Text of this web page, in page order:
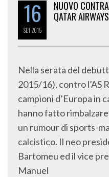
16
SET2015
NUOVO
QATAR
Nella serata del
2015/16), contro l’AS
campioni d’Europa in
hanno fatto
un rumour di sports-
calcistico. Il neo
Bartomeu ed il vice
Manuel